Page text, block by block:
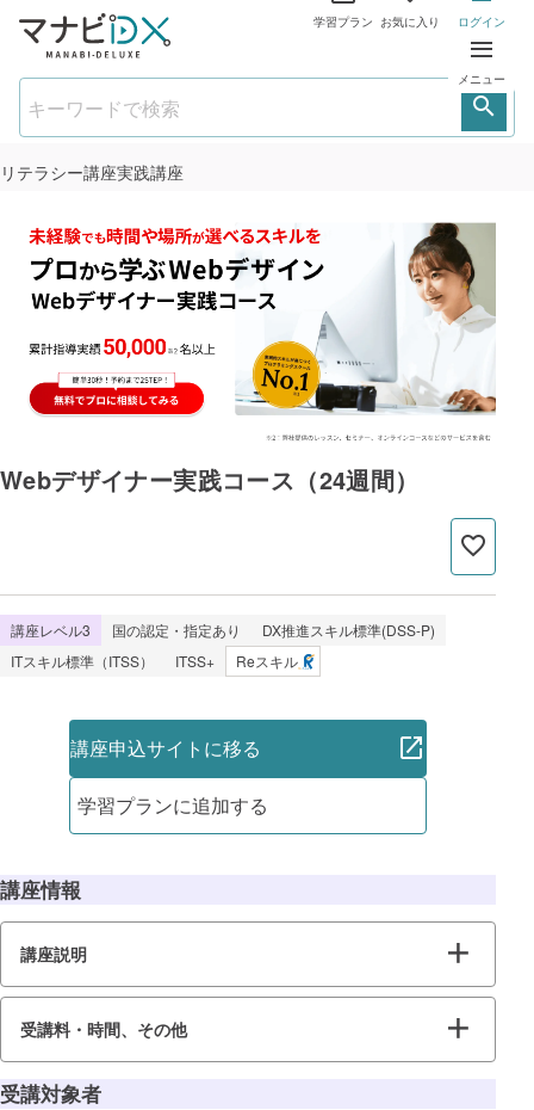
学習プラン お気に入り ログイン
メニュー
リテラシー講座実践講座
Webデザイナー実践コース（24週間）
講座レベル3 国の認定・指定あり
DX推進スキル標準(DSS-P)
ITスキル標準（ITSS）
ITSS+ Reスキル
講座申込サイトに移る
学習プランに追加する
講座情報
講座説明
受講料・時間、その他
受講対象者